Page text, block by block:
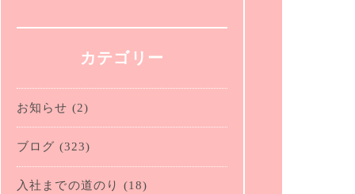
カテゴリー
お知らせ (2)
ブログ (323)
入社までの道のり (18)